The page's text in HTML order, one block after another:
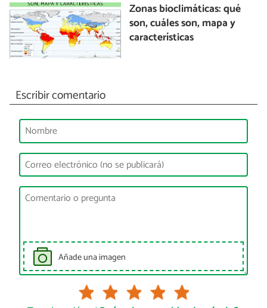
Zonas bioclimáticas: qué
son, cuáles son, mapa y
características
Escribir comentario
Añade una imagen